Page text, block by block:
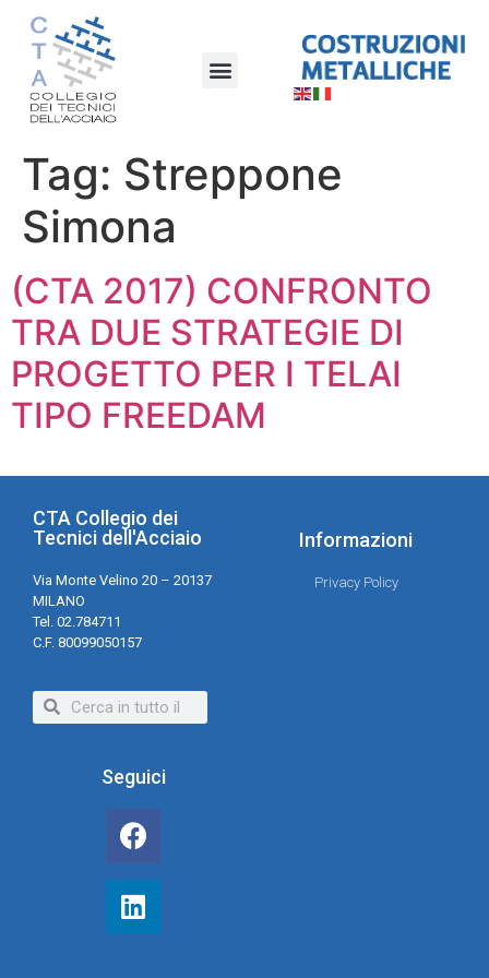
Tag: Streppone
Simona
(CTA 2017) CONFRONTO
TRA DUE STRATEGIE DI
PROGETTO PER I TELAI
TIPO FREEDAM
CTA Collegio dei
Tecnici dell'Acciaio
Via Monte Velino 20 – 20137
MILANO
Tel. 02.784711
C.F. 80099050157
Informazioni
Privacy Policy
Seguici